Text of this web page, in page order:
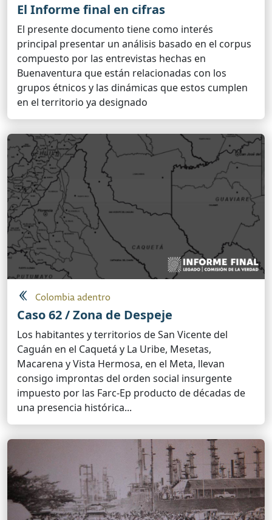
El Informe final en cifras
El presente documento tiene como interés
principal presentar un análisis basado en el corpus
compuesto por las entrevistas hechas en
Buenaventura que están relacionadas con los
grupos étnicos y las dinámicas que estos cumplen
en el territorio ya designado
Colombia adentro
Caso 62 / Zona de Despeje
Los habitantes y territorios de San Vicente del
Caguán en el Caquetá y La Uribe, Mesetas,
Macarena y Vista Hermosa, en el Meta, llevan
consigo improntas del orden social insurgente
impuesto por las Farc-Ep producto de décadas de
una presencia histórica...